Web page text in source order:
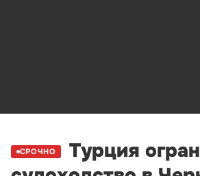
СРОЧНО
Турция